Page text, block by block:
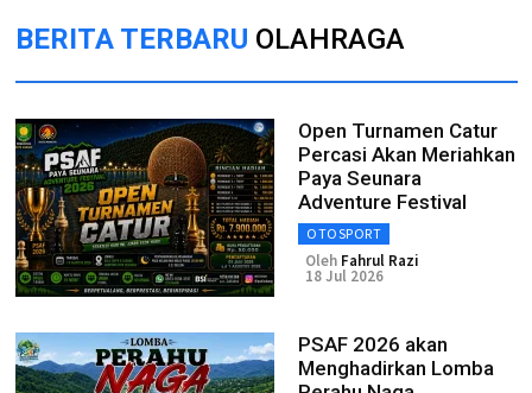
BERITA TERBARU OLAHRAGA
Open Turnamen Catur
Percasi Akan Meriahkan
Paya Seunara
Adventure Festival
OTOSPORT
Oleh Fahrul Razi
18 Jul 2026
PSAF 2026 akan
Menghadirkan Lomba